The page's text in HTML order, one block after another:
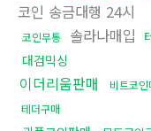
코인 송금대행 24시
코인무통 솔라나매입
대검믹싱
이더리움판매
비트코인
테더구매